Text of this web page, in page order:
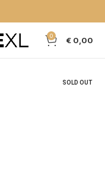
0 € 0,00
SOLD OUT